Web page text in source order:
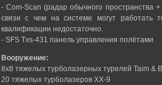
- Com-Scan (радар обычного пространства
связи с чем на системе могут работать
квалификации недостаточно.
- SFS Txs-431 панель управления полётами
Вооружение:
8х8 тяжелых турболазерных турелей Taim &
20 тяжелых турболазеров XX-9